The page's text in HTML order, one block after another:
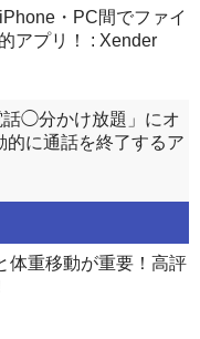
・PC間でファイ
アプリ！ : Xender
話◯分かけ放題」にオ
的に通話を終了するア
体重移動が重要！高評